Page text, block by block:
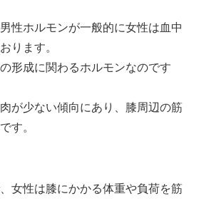
性ホルモンが一般的に女性は血中
ります。
形成に関わるホルモンなのです
が少ない傾向にあり、膝周辺の筋
す。
女性は膝にかかる体重や負荷を筋